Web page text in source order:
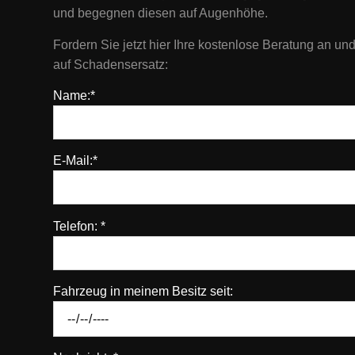
und begegnen diesen auf Augenhöhe.
Fordern Sie jetzt hier Ihre kostenlose Beratung an
auf Schadensersatz:
Name:*
E-Mail:*
Telefon: *
Fahrzeug in meinem Besitz seit: